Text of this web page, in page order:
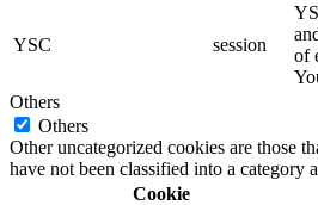
YSC session
of
Others
Others
Other uncategorized cookies are those
have not been classified into a category
Cookie